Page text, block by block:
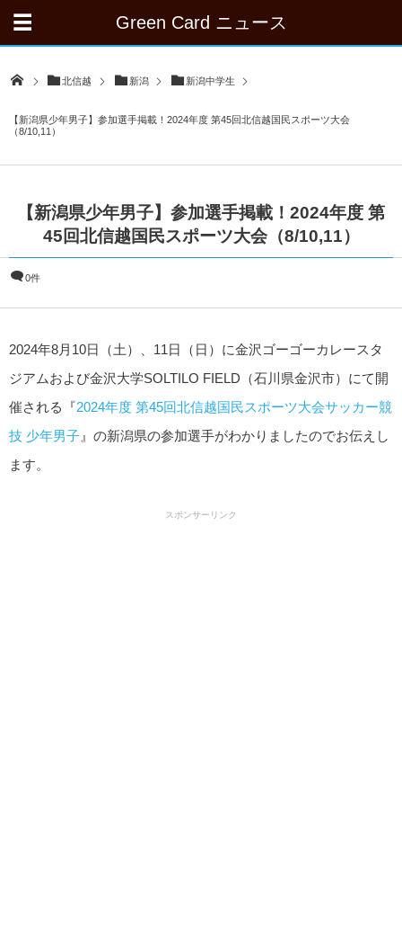
Green Card ニュース
北信越 新潟 新潟中学生
【新潟県少年男子】参加選手掲載！2024年度 第45回北信越国民スポーツ大会
（8/10,11）
【新潟県少年男子】参加選手掲載！2024年度 第
45回北信越国民スポーツ大会（8/10,11）
0件
2024年8月10日（土）、11日（日）に⾦沢ゴーゴーカレースタ
ジアムおよび⾦沢大学SOLTILO FIELD（石川県金沢市）にて開
催される『2024年度 第45回北信越国民スポーツ大会サッカー競
技 少年男子 』の新潟県の参加選手がわかりましたのでお伝えし
ます。
スポンサーリンク